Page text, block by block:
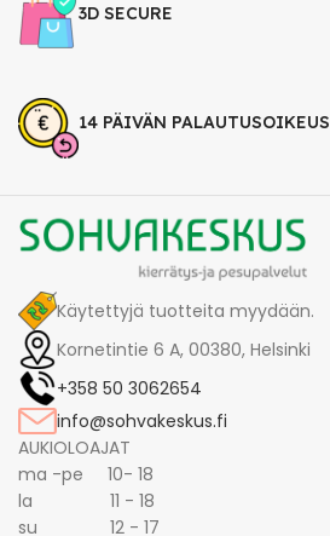
3D SECURE
14 PÄIVÄN PALAUTUSOIKEUS
Käytettyjä tuotteita myydään.
Kornetintie 6 A, 00380, Helsinki
+358 50 3062654
info@sohvakeskus.fi
AUKIOLOAJAT
ma -pe 10- 18
la 11 - 18
su 12 - 17